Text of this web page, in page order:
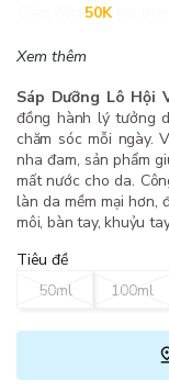
50K
Xem thêm
Sáp Dưỡng Lô Hội
đồng hành lý tưởng
chăm sóc mỗi ngày.
nha đam, sản phẩm
mất nước cho da.
làn da mềm mại hơn,
môi, bàn tay, khuỷu
Tiêu đề
50ml
100ml